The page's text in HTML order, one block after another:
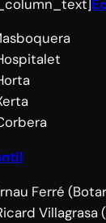
Ferré
Villagrasa